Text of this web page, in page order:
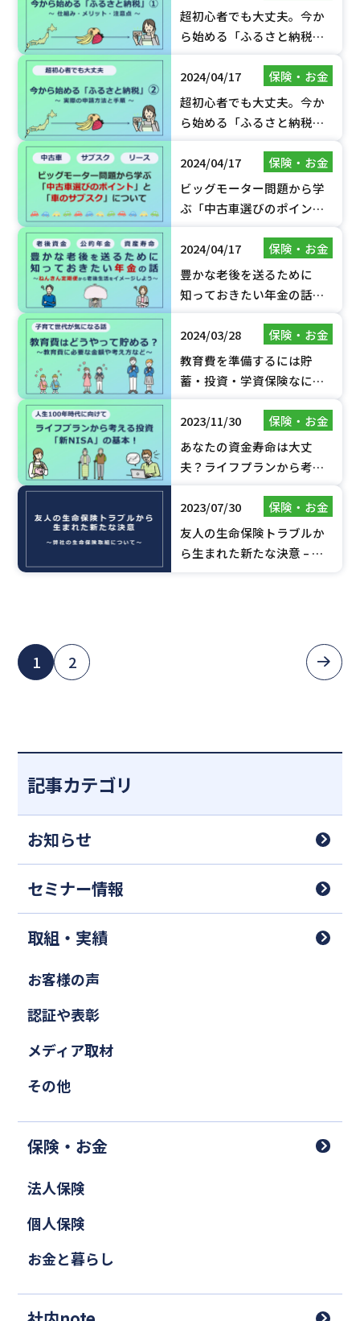
超初心者でも大丈夫。今か
ら始める「ふるさと納税」
点 ～
2024/04/17
保険・お金
超初心者でも大丈夫。今か
ら始める「ふるさと納税」
2024/04/17
保険・お金
ビッグモーター問題から学
ぶ「中古車選びのポイン
ついて
2024/04/17
保険・お金
豊かな老後を送るために
知っておきたい年金の話～
活をイメージしよう～
2024/03/28
保険・お金
教育費を準備するには貯
蓄・投資・学資保険なにが
め方について
2023/11/30
保険・お金
あなたの資金寿命は大丈
夫？ライフプランから考え
2023/07/30
保険・お金
友人の生命保険トラブルか
ら生まれた新たな決意 – 弊
1 2
記事カテゴリ
お知らせ
セミナー情報
取組・実績
お客様の声
認証や表彰
メディア取材
その他
保険・お金
法人保険
個人保険
お金と暮らし